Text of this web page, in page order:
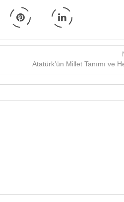
Atatürk’ün Millet Tanımı ve